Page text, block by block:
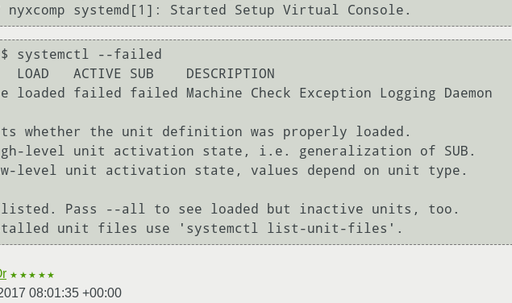
nyxcomp systemd[1]: Started Setup Virtual Console.
systemctl --failed
loaded failed failed Machine Check Exception Logging Daemon
whether the unit definition was properly loaded.
level unit activation state, i.e. generalization of SUB.
level unit activation state, values depend on unit type.
listed. Pass --all to see loaded but inactive units, too.
★★★★★
08:01:35 +00:00